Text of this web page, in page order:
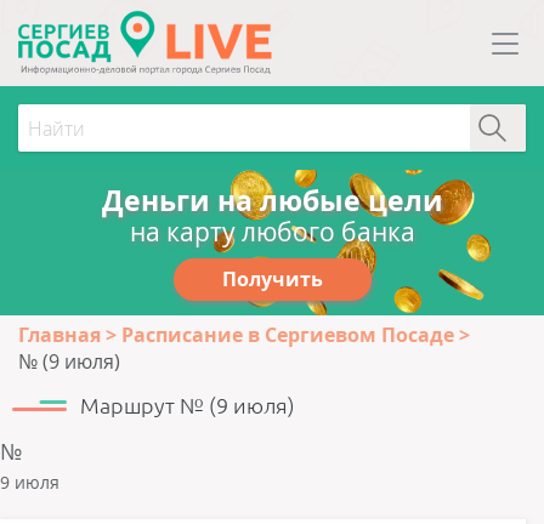
Деньги на любые цели
на карту любого банка
Получить
Главная
Расписание в Сергиевом Посаде
№ (9 июля)
Маршрут № (9 июля)
№
9 июля